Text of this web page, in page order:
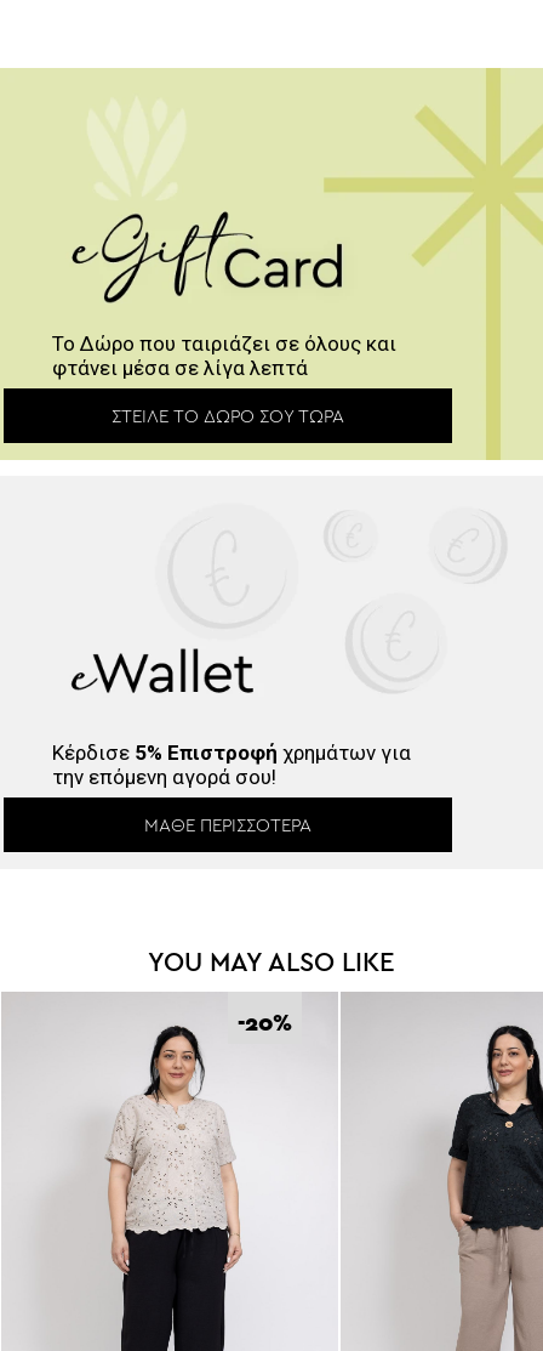
Το Δώρο που ταιριάζει σε όλους και
φτάνει μέσα σε λίγα λεπτά
ΣΤΕΊΛΕ ΤΟ ΔΏΡΟ ΣΟΥ ΤΏΡΑ
Κέρδισε 5% Επιστροφή χρημάτων για
την επόμενη αγορά σου!
ΜΆΘΕ ΠΕΡΙΣΣΌΤΕΡΑ
YOU MAY ALSO LIKE
-20%